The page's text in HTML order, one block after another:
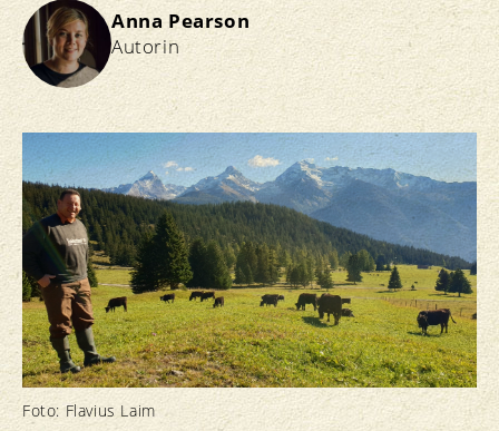
Anna Pearson
Autorin
Foto: Flavius Laim